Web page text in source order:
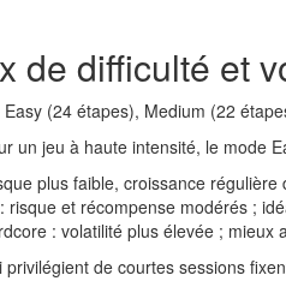
de difficulté et
(24 étapes), Medium (22
un jeu à haute intensité, le mode
plus faible, croissance régulière
risque et récompense modérés ;
: volatilité plus élevée ;
privilégient de courtes sessions